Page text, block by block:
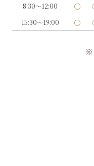
8:30～12:00 〇
15:30～19:00 〇
※